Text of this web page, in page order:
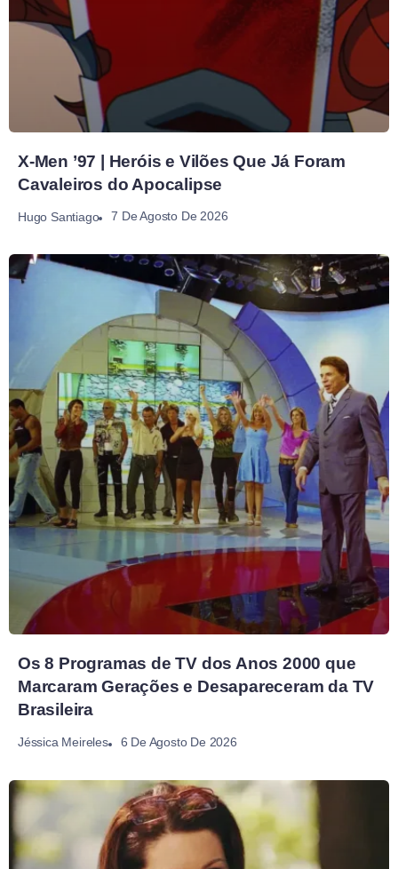
X-Men ’97 | Heróis e Vilões Que Já Foram
Cavaleiros do Apocalipse
Hugo Santiago 7 De Agosto De 2026
Os 8 Programas de TV dos Anos 2000 que
Marcaram Gerações e Desapareceram da TV
Brasileira
Jéssica Meireles 6 De Agosto De 2026